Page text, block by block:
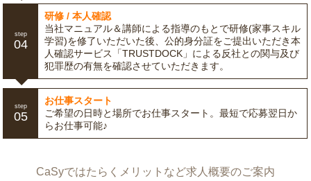
step
04
研修 / 本人確認
当社マニュアル＆講師による指導のもとで研修(家事スキル
学習)を修了いただいた後、公的身分証をご提出いただき本
人確認サービス「TRUSTDOCK」による反社との関与及び
犯罪歴の有無を確認させていただきます。
step
05
お仕事スタート
ご希望の日時と場所でお仕事スタート。最短で応募翌日か
らお仕事可能♪
CaSyではたらくメリットなど求人概要のご案内